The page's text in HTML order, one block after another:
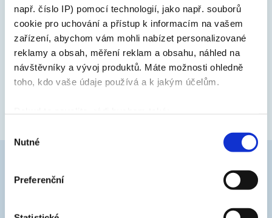
např. číslo IP) pomocí technologií, jako např. souborů
cookie pro uchování a přístup k informacím na vašem
zařízení, abychom vám mohli nabízet personalizované
reklamy a obsah, měření reklam a obsahu, náhled na
návštěvníky a vývoj produktů. Máte možnosti ohledně
toho, kdo vaše údaje používá a k jakým účelům.
které mohou být přesné na několik metrů
skenování pro konkrétní charakteristiky (otisk prstu)
Zjistěte více o tom, jak zpracováváme vaše osobní
souhlasu
Nutné
Preferenční
jednoduché zpracování
aplikovatelnost stříkáním (airless), štětec, váleček
rychlé zasychání a vyzrávání
CHARAKTERISTIKA
Kombinuje se s vhodnou základní protikorozní barvou